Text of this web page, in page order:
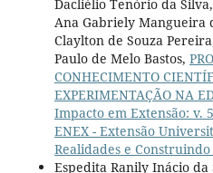
Dacliélio Tenório da
Ana Gabriely Mangueira
Claylton de Souza
Paulo de Melo Bastos,
CONHECIMENTO
EXPERIMENTAÇÃO NA
Impacto em Extensão: v.
ENEX - Extensão
Realidades e
Espedita Ranily Inácio da